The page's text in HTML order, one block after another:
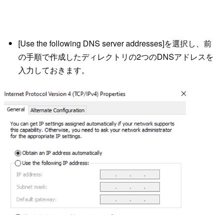
[Use the following DNS server addresses]を選択し、前
の手順で作成したディレクトリの2つのDNSアドレスを
入力しておきます。